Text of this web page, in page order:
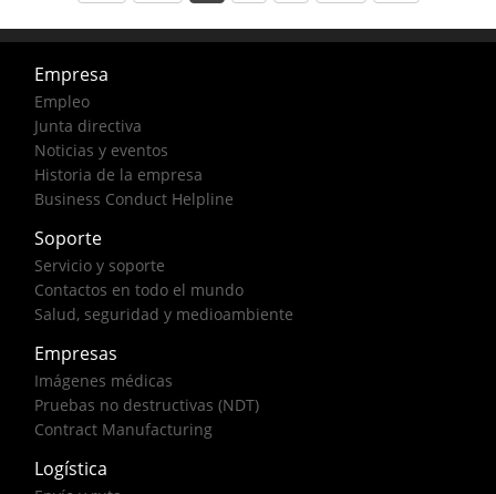
Empresa
Empleo
Junta directiva
Noticias y eventos
Historia de la empresa
Business Conduct Helpline
Soporte
Servicio y soporte
Contactos en todo el mundo
Salud, seguridad y medioambiente
Empresas
Imágenes médicas
Pruebas no destructivas (NDT)
Contract Manufacturing
Logística